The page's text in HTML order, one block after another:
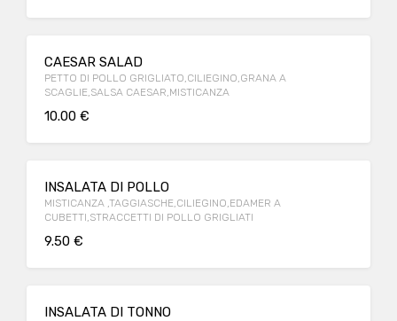
CAESAR SALAD
PETTO DI POLLO GRIGLIATO,CILIEGINO,GRANA A
SCAGLIE,SALSA CAESAR,MISTICANZA
10.00 €
INSALATA DI POLLO
MISTICANZA ,TAGGIASCHE,CILIEGINO,EDAMER A
CUBETTI,STRACCETTI DI POLLO GRIGLIATI
9.50 €
INSALATA DI TONNO